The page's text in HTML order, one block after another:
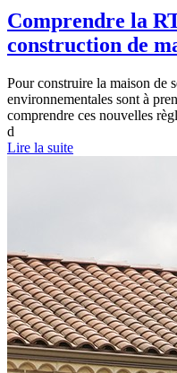
Comprendre la
construction de
Pour construire la maison de
environnementales sont à
comprendre ces nouvelles
d
Lire la suite